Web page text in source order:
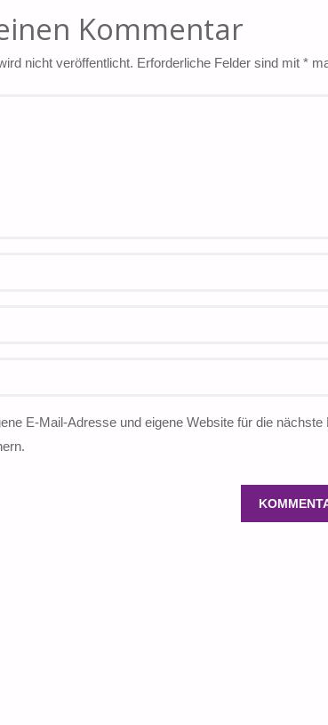
Kommentar
nicht veröffentlicht. Erforderliche Felder sind mit *
E-Mail-Adresse und eigene Website für die nächste